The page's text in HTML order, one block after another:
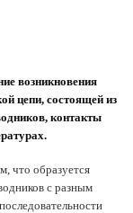
возникновения
цепи, состоящей из
контакты
что образуется
с разным